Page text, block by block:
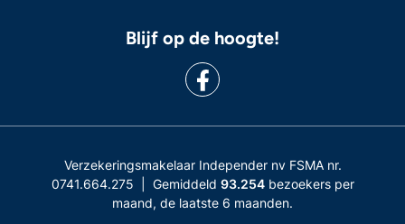
Blijf op de hoogte!
Verzekeringsmakelaar Independer nv FSMA nr.
0741.664.275 | Gemiddeld 93.254bezoekers per
maand, de laatste 6 maanden.